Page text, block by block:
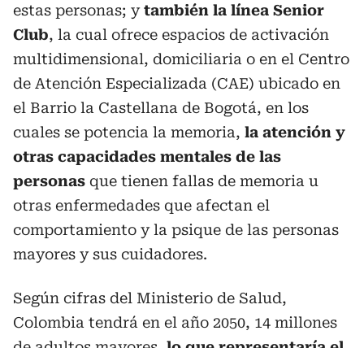
estas personas; ytambién la línea Senior
Club, la cual ofrece espacios de activación
multidimensional, domiciliaria o en el Centro
de Atención Especializada (CAE) ubicado en
el Barrio la Castellana de Bogotá, en los
cuales se potencia la memoria, la atención y
otras capacidades mentales de las
personas que tienen fallas de memoria u
otras enfermedades que afectan el
comportamiento y la psique de las personas
mayores y sus cuidadores.
Según cifras del Ministerio de Salud,
Colombia tendrá en el año 2050, 14 millones